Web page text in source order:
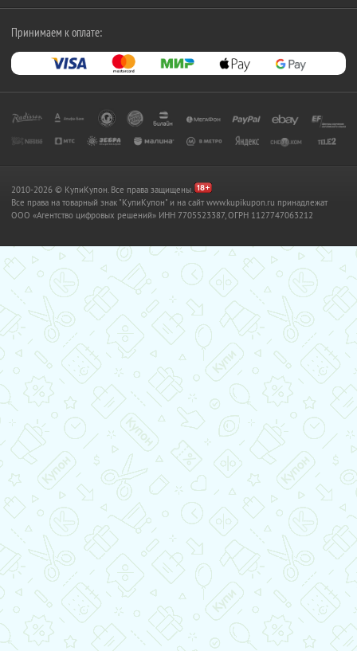
Принимаем к оплате:
2010-2026 © КупиКупон. Все права защищены.
Все права на товарный знак "КупиКупон" и на сайт www.kupikupon.ru принадлежат
OOO «Агентство цифровых решений» ИНН 7705523387, ОГРН 1127747063212